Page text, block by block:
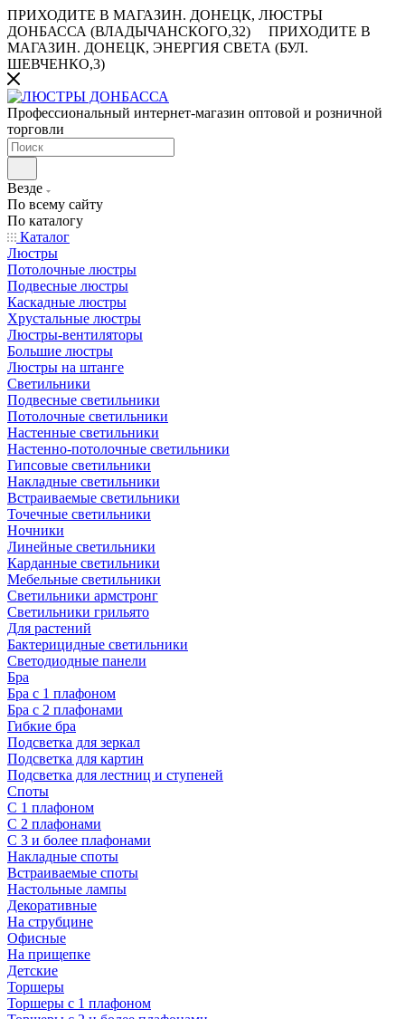
ПРИХОДИТЕ В МАГАЗИН. ДОНЕЦК, ЛЮСТРЫ
ДОНБАССА (ВЛАДЫЧАНСКОГО,32)
ПРИХОДИТЕ В
МАГАЗИН. ДОНЕЦК, ЭНЕРГИЯ СВЕТА (БУЛ.
ШЕВЧЕНКО,3)
Профессиональный интернет-магазин оптовой и розничной
торговли
Везде
По всему сайту
По каталогу
Каталог
Люстры
Потолочные люстры
Подвесные люстры
Каскадные люстры
Хрустальные люстры
Люстры-вентиляторы
Большие люстры
Люстры на штанге
Светильники
Подвесные светильники
Потолочные светильники
Настенные светильники
Настенно-потолочные светильники
Гипсовые светильники
Накладные светильники
Встраиваемые светильники
Точечные светильники
Ночники
Линейные светильники
Карданные светильники
Мебельные светильники
Светильники армстронг
Светильники грильято
Для растений
Бактерицидные светильники
Светодиодные панели
Бра
Бра с 1 плафоном
Бра с 2 плафонами
Гибкие бра
Подсветка для зеркал
Подсветка для картин
Подсветка для лестниц и ступеней
Споты
С 1 плафоном
С 2 плафонами
С 3 и более плафонами
Накладные споты
Встраиваемые споты
Настольные лампы
Декоративные
На струбцине
Офисные
На прищепке
Детские
Торшеры
Торшеры с 1 плафоном